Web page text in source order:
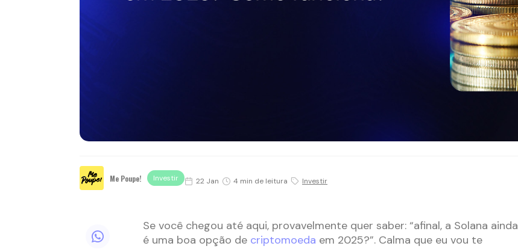
Me Poupe! Investir 22 Jan 4 min de leitura Investir
Se você chegou até aqui, provavelmente quer saber: “afinal, a Solana ainda
é uma boa opção de criptomoeda em 2025?”. Calma que eu vou te